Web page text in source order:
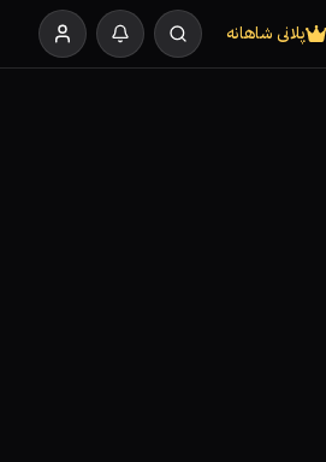
پلانی شاهانە